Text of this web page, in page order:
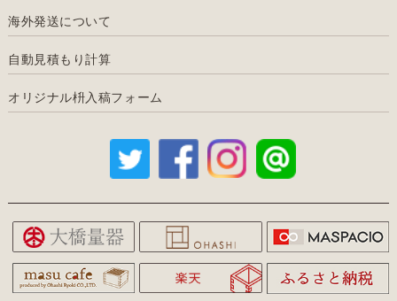
海外発送について
自動見積もり計算
オリジナル枡入稿フォーム